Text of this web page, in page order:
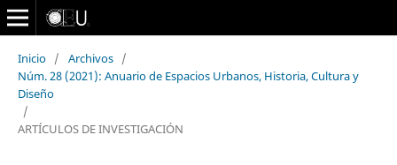
Inicio / Archivos /
Núm. 28 (2021): Anuario de Espacios Urbanos, Historia, Cultura y
Diseño
/
ARTÍCULOS DE INVESTIGACIÓN